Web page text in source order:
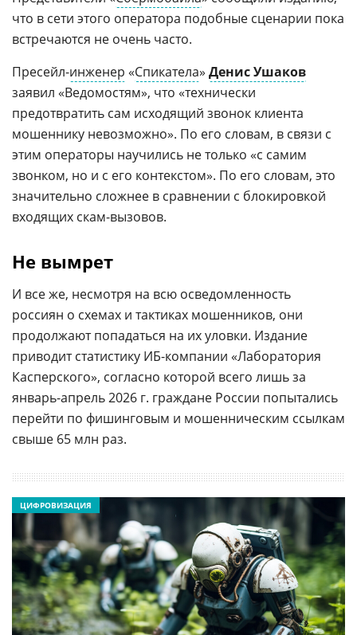
что в сети этого оператора подобные сценарии пока
встречаются не очень часто.
Пресейл-инженер «Спикатела» Денис Ушаков
заявил «Ведомостям», что «технически
предотвратить сам исходящий звонок клиента
мошеннику невозможно». По его словам, в связи с
этим операторы научились не только «с самим
звонком, но и с его контекстом». По его словам, это
значительно сложнее в сравнении с блокировкой
входящих скам-вызовов.
Не вымрет
И все же, несмотря на всю осведомленность
россиян о схемах и тактиках мошенников, они
продолжают попадаться на их уловки. Издание
приводит статистику ИБ-компании «Лаборатория
Касперского», согласно которой всего лишь за
январь-апрель 2026 г. граждане России попытались
перейти по фишинговым и мошенническим ссылкам
свыше 65 млн раз.
ЦИФРОВИЗАЦИЯ